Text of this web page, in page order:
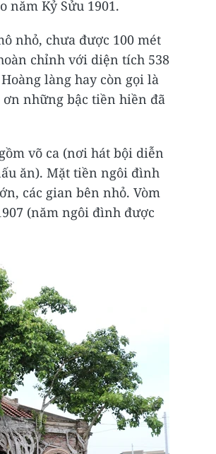
năm Kỷ Sửu 1901.
nhỏ, chưa được 100 mét
chỉnh với diện tích 538
làng hay còn gọi là
những bậc tiền hiền đã
võ ca (nơi hát bội diễn
ăn). Mặt tiền ngôi đình
các gian bên nhỏ. Vòm
(năm ngôi đình được